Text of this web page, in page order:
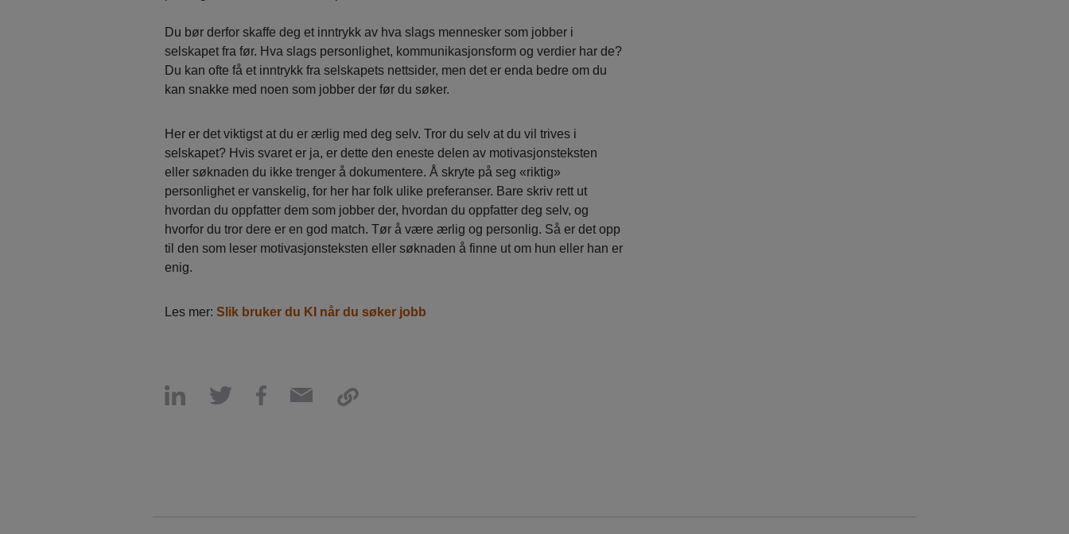
Du bør derfor skaffe deg et inntrykk av hva slags mennesker som jobber i
selskapet fra før. Hva slags personlighet, kommunikasjonsform og verdier har de?
Du kan ofte få et inntrykk fra selskapets nettsider, men det er enda bedre om du
kan snakke med noen som jobber der før du søker.
Her er det viktigst at du er ærlig med deg selv. Tror du selv at du vil trives i
selskapet? Hvis svaret er ja, er dette den eneste delen av motivasjonsteksten
eller søknaden du ikke trenger å dokumentere. Å skryte på seg «riktig»
personlighet er vanskelig, for her har folk ulike preferanser. Bare skriv rett ut
hvordan du oppfatter dem som jobber der, hvordan du oppfatter deg selv, og
hvorfor du tror dere er en god match. Tør å være ærlig og personlig. Så er det opp
til den som leser motivasjonsteksten eller søknaden å finne ut om hun eller han er
enig.
Les mer: Slik bruker du KI når du søker jobb